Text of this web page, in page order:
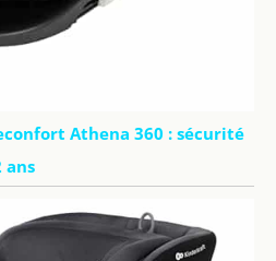
Athena 360 : sécurité
ans